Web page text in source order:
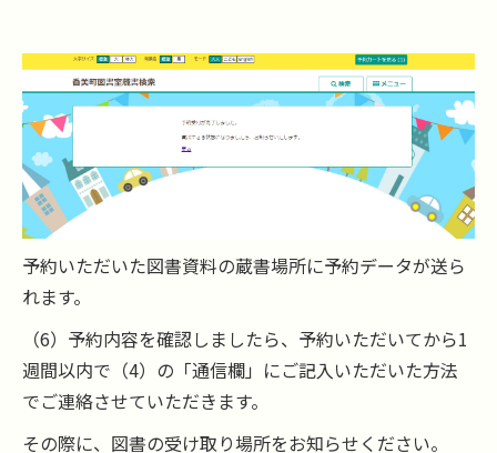
予約いただいた図書資料の蔵書場所に予約データが送ら
れます。
（6）予約内容を確認しましたら、予約いただいてから1
週間以内で（4）の「通信欄」にご記入いただいた方法
でご連絡させていただきます。
その際に、図書の受け取り場所をお知らせください。